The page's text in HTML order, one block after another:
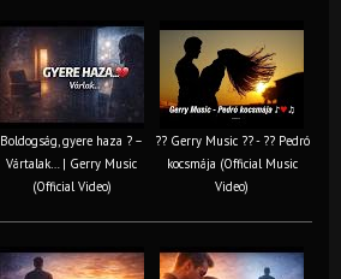
Boldogság, gyere haza ? –
Vártalak… | Gerry Music
(Official Video)
?? Gerry Music ?? - ?? Pedró
kocsmája (Official Music
Video)